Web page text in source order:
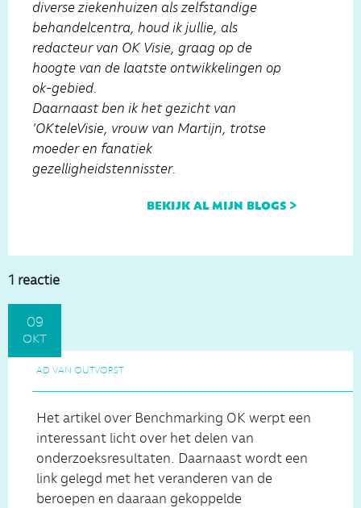
diverse ziekenhuizen als zelfstandige
behandelcentra, houd ik jullie, als
redacteur van OK Visie, graag op de
hoogte van de laatste ontwikkelingen op
ok-gebied.
Daarnaast ben ik het gezicht van
'OKteleVisie, vrouw van Martijn, trotse
moeder en fanatiek
gezelligheidstennisster.
bekijk al mijn blogs >
1 reactie
09
okt
AD VAN OUTVORST
Het artikel over Benchmarking OK werpt een
interessant licht over het delen van
onderzoeksresultaten. Daarnaast wordt een
link gelegd met het veranderen van de
beroepen en daaraan gekoppelde